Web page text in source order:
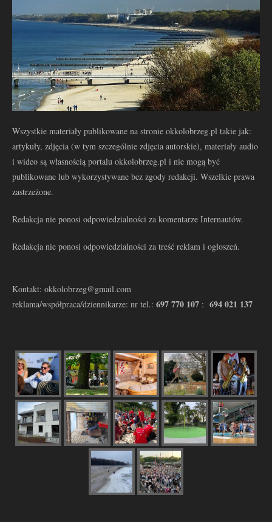
Wszystkie materiały publikowane na stronie okkolobrzeg.pl takie jak:
artykuły, zdjęcia (w tym szczególnie zdjęcia autorskie), materiały audio
i wideo są własnością portalu okkolobrzeg.pl i nie mogą być
publikowane lub wykorzystywane bez zgody redakcji. Wszelkie prawa
zastrzeżone.
Redakcja nie ponosi odpowiedzialności za komentarze Internautów.
Redakcja nie ponosi odpowiedzialności za treść reklam i ogłoszeń.
Kontakt: okkolobrzeg@gmail.com
reklama/współpraca/dziennikarze: nr tel.: 697 770 107 : 694 021 137